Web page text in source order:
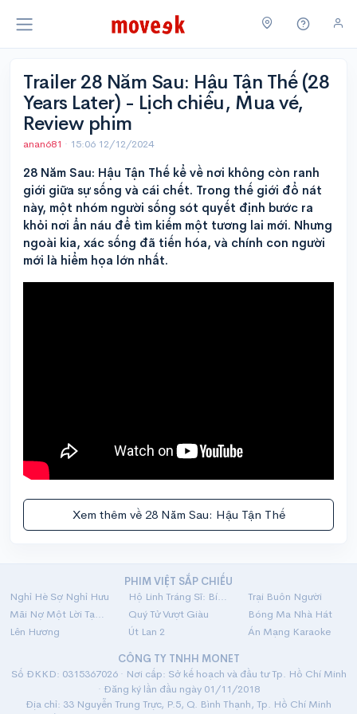
Trailer 28 Năm Sau: Hậu Tận Thế (28
Years Later) - Lịch chiếu, Mua vé,
Review phim
anan681 · 15:06 12/12/2024
28 Năm Sau: Hậu Tận Thế kể về nơi không còn ranh
giới giữa sự sống và cái chết. Trong thế giới đổ nát
này, một nhóm người sống sót quyết định bước ra
khỏi nơi ẩn náu để tìm kiếm một tương lai mới. Nhưng
ngoài kia, xác sống đã tiến hóa, và chính con người
mới là hiểm họa lớn nhất.
Xem thêm về 28 Năm Sau: Hậu Tận Thế
PHIM VIỆT SẮP CHIẾU
Nghỉ Hè Sợ Nghỉ Hưu
Hộ Linh Tráng Sĩ: Bí Ẩn Mộ Vua Đinh
Trại Buôn Người
Mãi Nợ Một Lời Tạm Biệt
Quý Tử Vượt Giàu
Bóng Ma Nhà Hát
Lên Hương
Út Lan 2
Án Mạng Karaoke
CÔNG TY TNHH MONET
Số ĐKKD: 0315367026 · Nơi cấp: Sở kế hoạch và đầu tư Tp. Hồ Chí Minh
· Đăng ký lần đầu ngày 01/11/2018
Địa chỉ: 33 Nguyễn Trung Trực, P.5, Q. Bình Thạnh, Tp. Hồ Chí Minh